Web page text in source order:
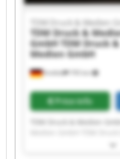
Krefeld 795 km
TDM Druck & Medien
TDM Druck &
GmbH TDM Druck &
Medien GmbH
Price info
Druck & Medien GmbH